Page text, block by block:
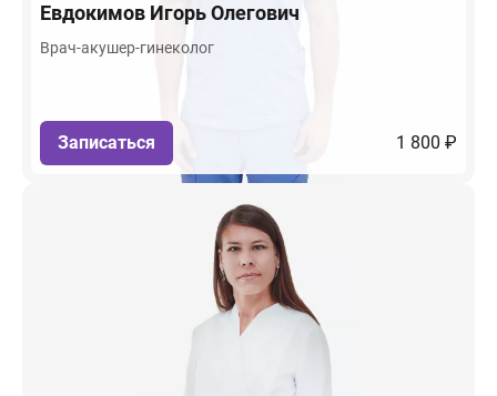
Евдокимов Игорь Олегович
Врач-акушер-гинеколог
Записаться 1 800 ₽